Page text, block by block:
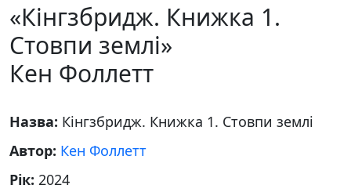
«Кінгзбридж. Книжка 1.
Стовпи землі»
Кен Фоллетт
Назва: Кінгзбридж. Книжка 1. Стовпи землі
Автор: Кен Фоллетт
Рік: 2024